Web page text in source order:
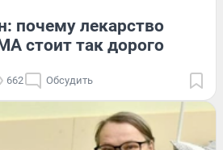
почему лекарство
стоит так дорого
662 Обсудить